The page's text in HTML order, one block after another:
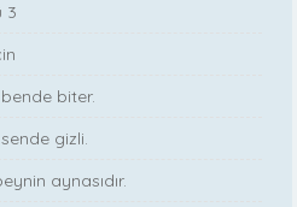
3
biter.
gizli.
aynasıdır.